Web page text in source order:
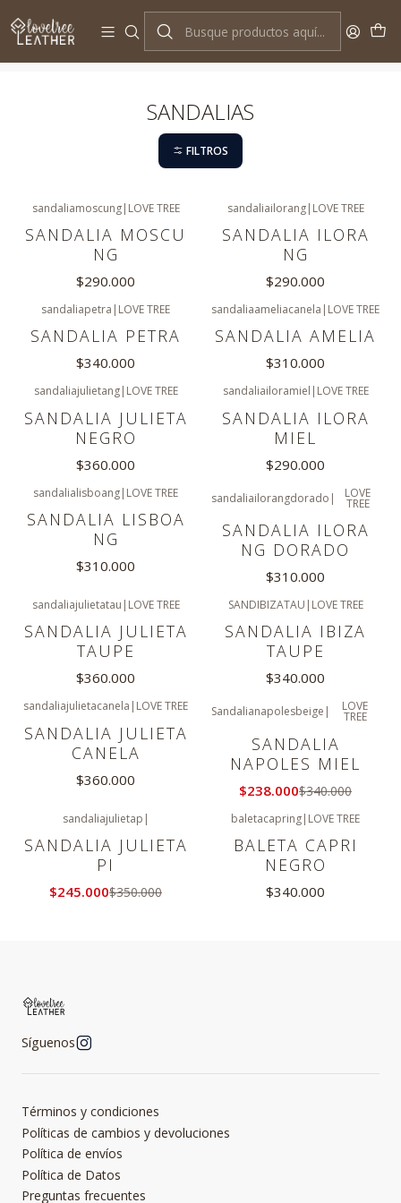
10% OFF EN TU PRIMERA COMPRA
Inicio SANDALIAS
SANDALIAS
FILTROS
sandaliamoscung| LOVE TREE
SANDALIA MOSCU
NG
$290.000
sandaliailorang| LOVE TREE
SANDALIA ILORA
NG
$290.000
sandaliapetra | LOVE TREE
SANDALIA PETRA
$340.000
sandaliaameliacanela | LOVE TREE
SANDALIA AMELIA
$310.000
sandaliajulietang| LOVE TREE
SANDALIA JULIETA
NEGRO
$360.000
sandaliailoramiel | LOVE TREE
SANDALIA ILORA
MIEL
$290.000
sandalialisboang| LOVE TREE
SANDALIA LISBOA
NG
$310.000
sandaliailorangdorado | LOVE
TREE
SANDALIA ILORA
NG DORADO
$310.000
sandaliajulietatau | LOVE TREE
SANDALIA JULIETA
TAUPE
$360.000
SANDIBIZATAU | LOVE TREE
SANDALIA IBIZA
TAUPE
$340.000
sandaliajulietacanela LOVE TREE
SANDALIA JULIETA
CANELA
$360.000
-30%OFF
Sandalianapolesbeige LOVE
TREE
SANDALIA
NAPOLES MIEL
$238.000$340.000
sandaliajulietap |
SANDALIA JULIETA
PI
$245.000$350.000
baletacapring| LOVE TREE
BALETA CAPRI
NEGRO
$340.000
Síguenos
Términos y condiciones
Políticas de cambios y devoluciones
Política de envíos
Política de Datos
Preguntas frecuentes